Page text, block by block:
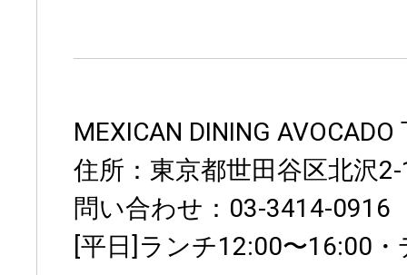
MEXICAN DINING
住所：東京都世田谷区北沢
問い合わせ：03-3414-0916
[平日]ランチ12:00〜16:00